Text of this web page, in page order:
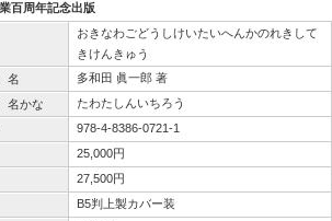
百周年記念出版
おきなわごどうしけいたいへんかのれきして
きけんきゅう
名
多和田 眞一郎 著
名かな
たわたしんいちろう
978-4-8386-0721-1
25,000円
27,500円
B5判上製カバー装